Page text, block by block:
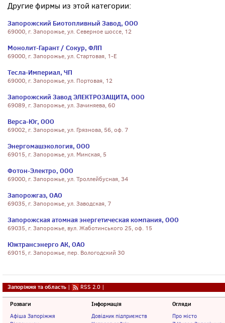
Другие фирмы из этой категории:
Запорожский Биотопливный Завод, ООО
69000, г. Запорожье, ул. Северное шоссе, 12
Монолит-Гарант / Сокур, ФЛП
69000, г. Запорожье, ул. Стартовая, 1-Е
Тесла-Империал, ЧП
69000, г. Запорожье, ул. Портовая, 12
Запорожский Завод ЭЛЕКТРОЗАЩИТА, ООО
69089, г. Запорожье, ул. Зачиняева, 60
Верса-Юг, ООО
69002, г. Запорожье, ул. Грязнова, 56, оф. 7
Энергомашэкология, ООО
69015, г. Запорожье, ул. Минская, 5
Фотон-Электро, ООО
69000, г. Запорожье, ул. Троллейбусная, 34
Запорожгаз, ОАО
69035, г. Запорожье, ул. Заводская, 7
Запорожская атомная энергетическая компания, ООО
69035, г. Запорожье, вул. Жаботинського 25, оф. 15
Южтрансэнерго АК, ОАО
69015, г. Запорожье, пер. Вологодский 30
Запоріжжя та область | RSS 2.0 |
Розваги
Афіша Запоріжжя
Інформація
Довідник підприємств
Огляди
Про місто